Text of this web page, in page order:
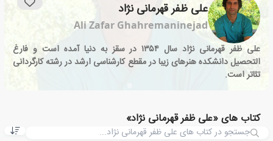
علی ظفر قهرمانی نژاد
Ali Zafar Ghahremaninejad
علی ظفر قهرمانی نژاد سال ۱۳۵۴ در سقز به دنیا آمده است و فارغ
التحصیل دانشکده هنرهای زیبا در مقطع کارشناسی ارشد در رشته کارگردانی
تئاتر است.
کتاب های «علی ظفر قهرمانی نژاد»